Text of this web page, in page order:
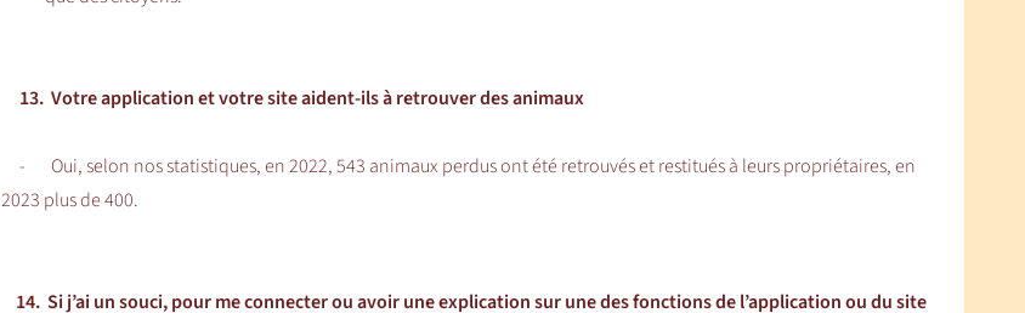
13. Votre application et votre site aident-ils à retrouver des animaux
- Oui, selon nos statistiques, en 2022, 543 animaux perdus ont été retrouvés et restitués à leurs propriétaires, en
2023 plus de 400.
14. Si j’ai un souci, pour me connecter ou avoir une explication sur une des fonctions de l’application ou du site